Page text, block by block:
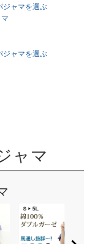
ジャマを選ぶ
ジャマを選ぶ
ャマ